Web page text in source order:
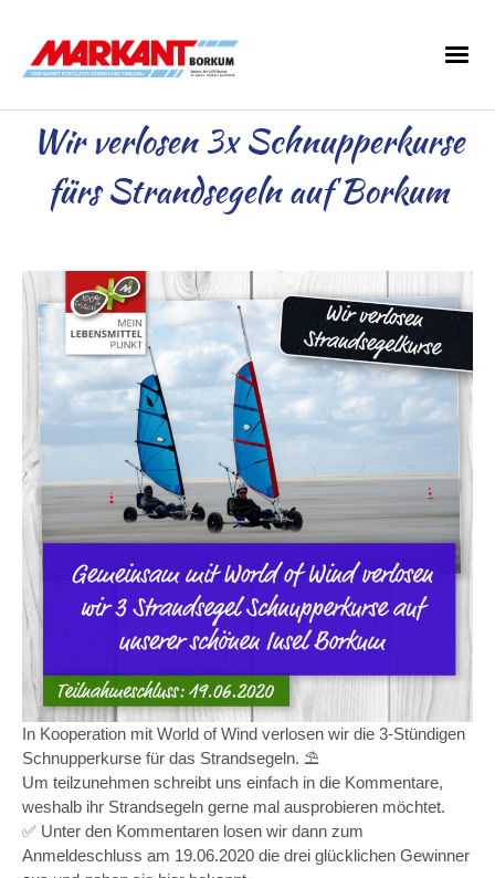
Wir verlosen 3x Schnupperkurse
fürs Strandsegeln auf Borkum
In Kooperation mit World of Wind verlosen wir die 3-Stündigen
Schnupperkurse für das Strandsegeln. ⛱
Um teilzunehmen schreibt uns einfach in die Kommentare,
weshalb ihr Strandsegeln gerne mal ausprobieren möchtet.
✅ Unter den Kommentaren losen wir dann zum
Anmeldeschluss am 19.06.2020 die drei glücklichen Gewinner